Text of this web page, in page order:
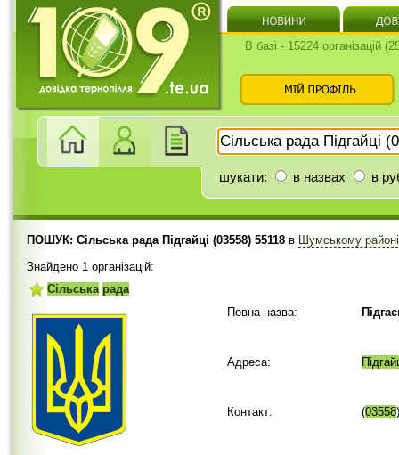
В базі - 15224 організацій
шукати: в назвах в
ПОШУК: Сільська рада Підгайці (03558) 55118 в Шумському
Знайдено 1 організацій:
Сільська рада
Повна назва:
Адреса:
Контакт: (03558